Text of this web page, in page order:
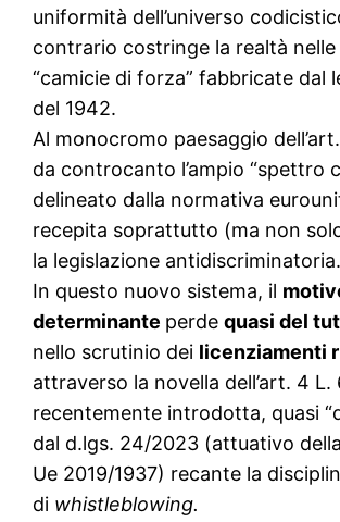
uniformità dell’universo
contrario costringe la realtà
“camicie di forza” fabbricate dal
del 1942.
Al monocromo paesaggio
da controcanto l’ampio “spettro
delineato dalla normativa
recepita soprattutto (ma non
la legislazione antidiscriminatoria.
In questo nuovo sistema, il
determinante perdequasi del
nello scrutinio dei licenziamenti
attraverso la novella dell’art. 4 L.
recentemente introdotta, quasi
dal d.lgs. 24/2023 (attuativo
Ue 2019/1937) recante la
di whistleblowing.